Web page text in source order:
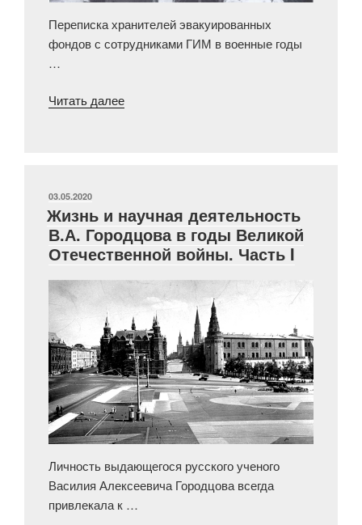
Переписка хранителей эвакуированных
фондов с сотрудниками ГИМ в военные годы
…
Читать далее«Письма
музея
1941–
1944
Часть
ОПУБЛИКОВАНО
03.05.2020
Жизнь и научная деятельность
В.А. Городцова в годы Великой
Отечественной войны. Часть I
Личность выдающегося русского ученого
Василия Алексеевича Городцова всегда
привлекала к …